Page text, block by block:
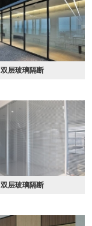
双层玻璃隔断
双层玻璃隔断